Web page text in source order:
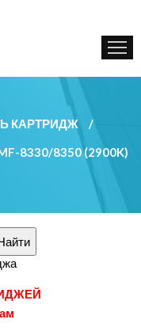
КУПИТЬ КАРТРИДЖ
ГОС. УЧРЕЖДЕНИЯМ
КОНТАКТЫ
КАРТРИДЖ
/
8330/8350 (2900K)